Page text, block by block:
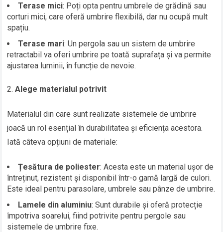
Terase mici: Poți opta pentru umbrele de grădină sau
corturi mici, care oferă umbrire flexibilă, dar nu ocupă mult
spațiu.
Terase mari: Un pergola sau un sistem de umbrire
retractabil va oferi umbrire pe toată suprafața și va permite
ajustarea luminii, în funcție de nevoie.
Alege materialul potrivit
Materialul din care sunt realizate sistemele de umbrire
joacă un rol esențial în durabilitatea și eficiența acestora.
Iată câteva opțiuni de materiale:
Țesătura de poliester: Acesta este un material ușor de
întreținut, rezistent și disponibil într-o gamă largă de culori.
Este ideal pentru parasolare, umbrele sau pânze de umbrire.
Lamele din aluminiu: Sunt durabile și oferă protecție
împotriva soarelui, fiind potrivite pentru pergole sau
sistemele de umbrire fixe.